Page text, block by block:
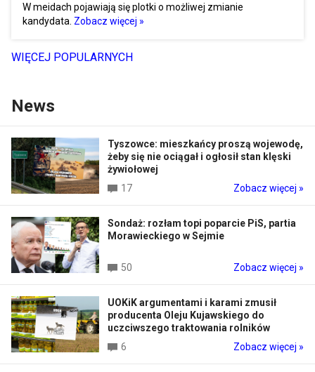
W meidach pojawiają się plotki o możliwej zmianie
kandydata. Zobacz więcej »
WIĘCEJ POPULARNYCH
News
Tyszowce: mieszkańcy proszą wojewodę,
żeby się nie ociągał i ogłosił stan klęski
żywiołowej
17
Zobacz więcej »
Sondaż: rozłam topi poparcie PiS, partia
Morawieckiego w Sejmie
50 Zobacz więcej »
UOKiK argumentami i karami zmusił
producenta Oleju Kujawskiego do
uczciwszego traktowania rolników
6
Zobacz więcej »